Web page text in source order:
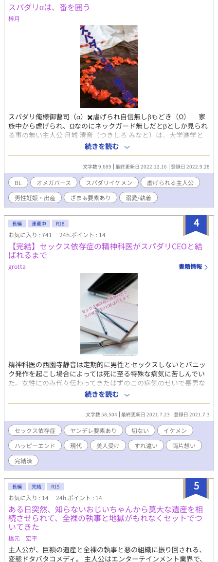
スパダリαは、番を囲う
梓月
スパダリ俺様御曹司（α）✖️虐げられ自信無しβもどき（Ω） 家
族中から虐げられ、Ωなのにネックガード無しだとβとしか見られ
る事の無い主人公 月城 湊音（つきしろ みなと）は、大学進学と
同時に実家を出て祖父母と暮らすようになる。 一方、超有名大
財閥のCEOであり、αとしてもトップクラスな 八神 龍哉（やがみ
たつや）は、老若男女を問わず小さな頃からモッテモテ…人間不
信一歩手前になってしまったが、ホテルのバンケットスタッフと
して働く、湊音を一目見て（香りを嗅いで？）自分の運命の番で
あると分かり、部屋に連れ込み既成事実を作りどんどんと湊音を
囲い込んでいく。 龍哉の両親は、湊音が自分達の息子よりも気
に入り、2人の関係に大賛成。 むしろ、とっとと結婚してしま
え！とけしかけ、さらには龍哉のざまぁ計画に一枚かませろとゴ
リ押ししてくる。 ※オメガバース設定で、男女性の他に第二の性
とも言われる α・β・Ω の3つの性がある。 ※Ωは、男女共にαとβ
の子供を産むことが出来るが、番になれるのはαとだけ。 ※上記
設定の為、男性妊娠・出産の表記あり。 ※表紙は、簡単表紙メー
カーさんで作成致しました。
続きを読む
文字数 9,689 最終更新日 2022.12.16 登録日 2022.9.28
BL オメガバース スパダリイケメン
虐げられる主人公
男性妊娠・出産
ざまぁ要素あり 溺愛/執着
4
長編 連載中 R18
お気に入り : 741 24h.ポイント : 14
【完結】セックス依存症の精神科医がスパダリCEOと結
ばれるまで
grotta 書籍情報
精神科医の西園寺静音は定期的に男性とセックスしないとパニッ
ク発作を起こし場合によっては死に至る特殊な病気に苦しんでい
た。女性にのみ代々伝わってきたはずのこの病気のせいで長男な
のにも関わらず当主への道が断たれた。 家で厄介者扱いされなが
ら育った静音は高校時代には劣等感から自らの美貌を利用して男
子生徒を誘惑する遊びに耽る。 その後医大に進学し、病の発症を
迎えると静音はセックス依存の症状に苦しみ、複数の男と寝るよ
うになる。 クリニックを開業した32歳現在、セックスの相手を見
つけては毎週水曜の休診日に男を連れ込んでいる静音。ある日弟
に参列を頼まれたパーティで高校時代自分に全く見向きもしなか
った東郷雅貴に再会する。 東郷グループのCEOとなり成功を収め
ている美丈夫に静音はなぜか心を乱された。 歪んだ欲望と捩れた
音の思惑を知らない東郷との駆け引きが始まる。 旧家の呪い的な
雰囲気のお話です。 受けが設定上前半は不憫で可哀想な描写も多
いですが、最後はスパダリ彼氏に溺愛されてハッピーエンドで
す。
続きを読む
文字数 58,504 最終更新日 2021.7.23 登録日 2021.7.3
セックス依存症 ヤンデレ要素あり 切ない
イケメン
ハッピーエンド
現代 美人受け すれ違い
両片想い
完結済
5
長編 完結 R15
お気に入り : 14 24h.ポイント : 14
ある日突然、知らないおじいちゃんから莫大な遺産を相
続させられて、全裸の執事と地獄がもれなくセットでつ
いてきた
橋元 宏平
主人公が、巨額の遺産と全裸の執事と悪の組織に振り回される、
変態ドタバタコメディ。 主人公はエンターテインメント業界で、